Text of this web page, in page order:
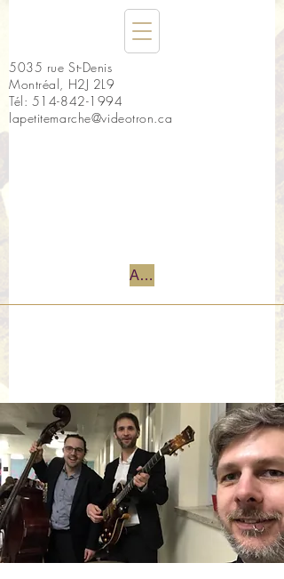
5035 rue St-Denis
Montréal, H2J 2L9
Tél: 514-842-1994
lapetitemarche@videotron.ca
Accueil